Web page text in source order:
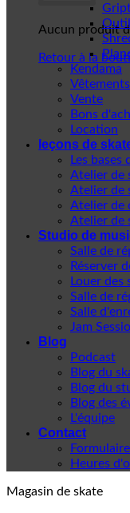
Aucun produit
Retour à la
Kendama
Vente
Bons
Location
leçons de
Les
Atelier de
Atelier de
Atelier de
Atelier de
Studio de
Salle de
Réserver
Louer des
Salle de
Salle
Jam
Blog
Podcast
Blog du
Blog du
Blog des
L'équipe
Contact
Heures
Magasin de skate